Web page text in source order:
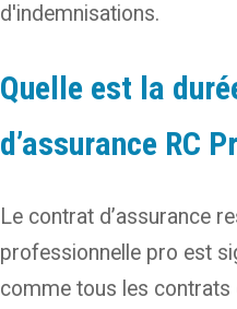
d'indemnisations.
Quelle est la
d’assurance RC
Le contrat d’assurance
professionnelle pro est
comme tous les contrats